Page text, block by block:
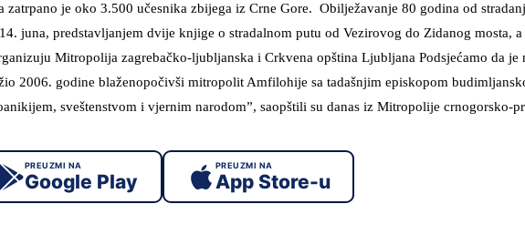
je oko 3.500 učesnika zbijega iz Crne Gore. Obilježavanje 80 godina od
juna, predstavljanjem dvije knjige o stradalnom putu od Vezirovog do Zidanog mosta, a
Mitropolija zagrebačko-ljubljanska i Crkvena opština Ljubljana Podsjećamo da je
2006. godine blaženopočivši mitropolit Amfilohije sa tadašnjim episkopom
sveštenstvom i vjernim narodom”, saopštili su danas iz Mitropolije crnogorsko-
PREUZMI NA
Google Play
PREUZMI NA
App Store-u